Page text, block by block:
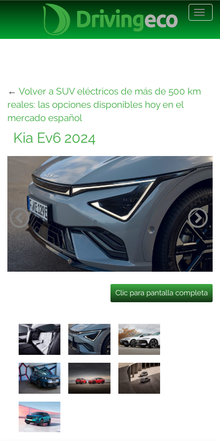
← Volver a SUV eléctricos de más de 500 km
reales: las opciones disponibles hoy en el
mercado español
Kia Ev6 2024
Clic para pantalla completa